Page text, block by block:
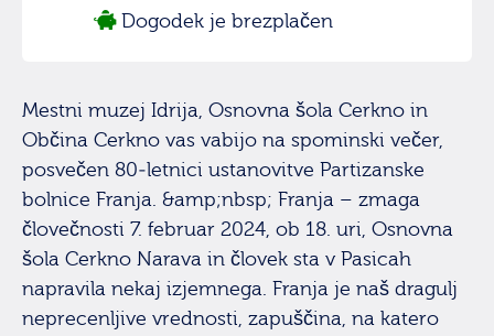
Dogodek je brezplačen
Mestni muzej Idrija, Osnovna šola Cerkno in
Občina Cerkno vas vabijo na spominski večer,
posvečen 80-letnici ustanovitve Partizanske
bolnice Franja. &amp;nbsp; Franja – zmaga
človečnosti 7. februar 2024, ob 18. uri, Osnovna
šola Cerkno Narava in človek sta v Pasicah
napravila nekaj izjemnega. Franja je naš dragulj
neprecenljive vrednosti, zapuščina, na katero